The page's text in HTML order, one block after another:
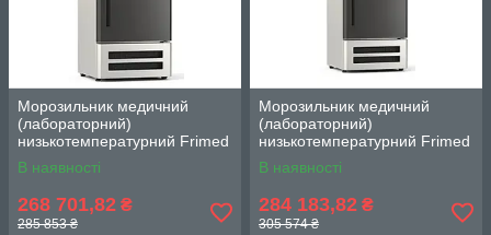
Морозильник медичний
(лабораторний)
низькотемпературний Frimed
CV5 (висувні полиці) на 250 л
(–10...–32 °С)
В наявності
268 701,82 ₴
285 853 ₴
Морозильник медичний
(лабораторний)
низькотемпературний Frimed
CV6 (висувні полиці) на 320 л
(–10...–32 °С)
В наявності
284 183,82 ₴
305 574 ₴